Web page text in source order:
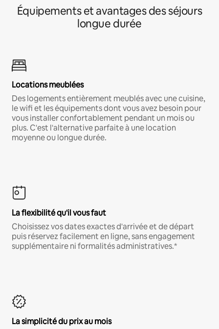
Équipements et avantages des séjours
longue durée
Locations meublées
Des logements entièrement meublés avec une cuisine,
le wifi et les équipements dont vous avez besoin pour
vous installer confortablement pendant un mois ou
plus. C'est l'alternative parfaite à une location
moyenne ou longue durée.
La flexibilité qu'il vous faut
Choisissez vos dates exactes d'arrivée et de départ
puis réservez facilement en ligne, sans engagement
supplémentaire ni formalités administratives.*
La simplicité du prix au mois